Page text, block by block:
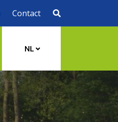
Contact
NL